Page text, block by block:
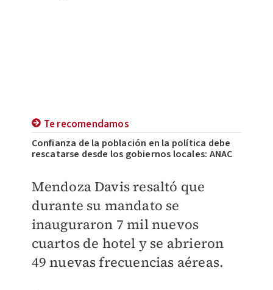
Te recomendamos
Confianza de la población en la política debe
rescatarse desde los gobiernos locales: ANAC
Mendoza Davis resaltó que
durante su mandato se
inauguraron 7 mil nuevos
cuartos de hotel y se abrieron
49 nuevas frecuencias aéreas.